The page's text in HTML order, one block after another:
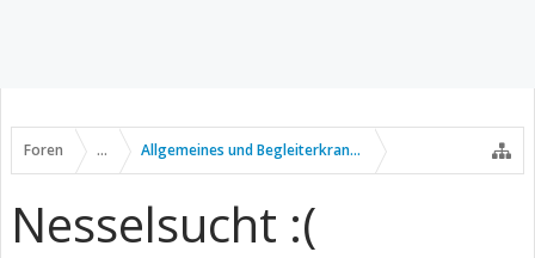
Foren ... Allgemeines und Begleiterkrankungen
Nesselsucht :(